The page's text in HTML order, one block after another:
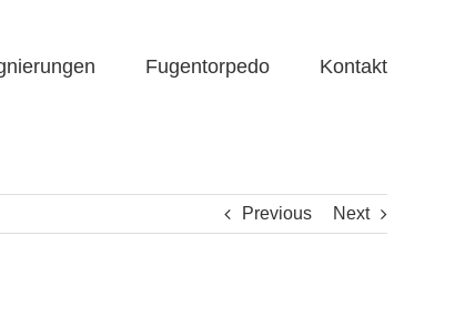
Fugentorpedo Kontakt
Previous Next